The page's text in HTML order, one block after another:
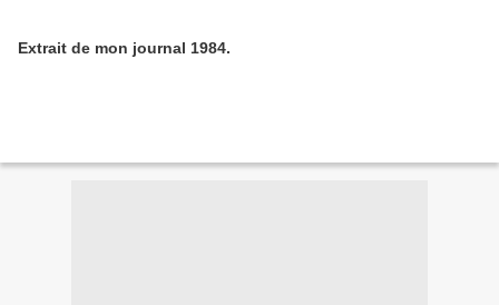
Extrait de mon journal 1984.